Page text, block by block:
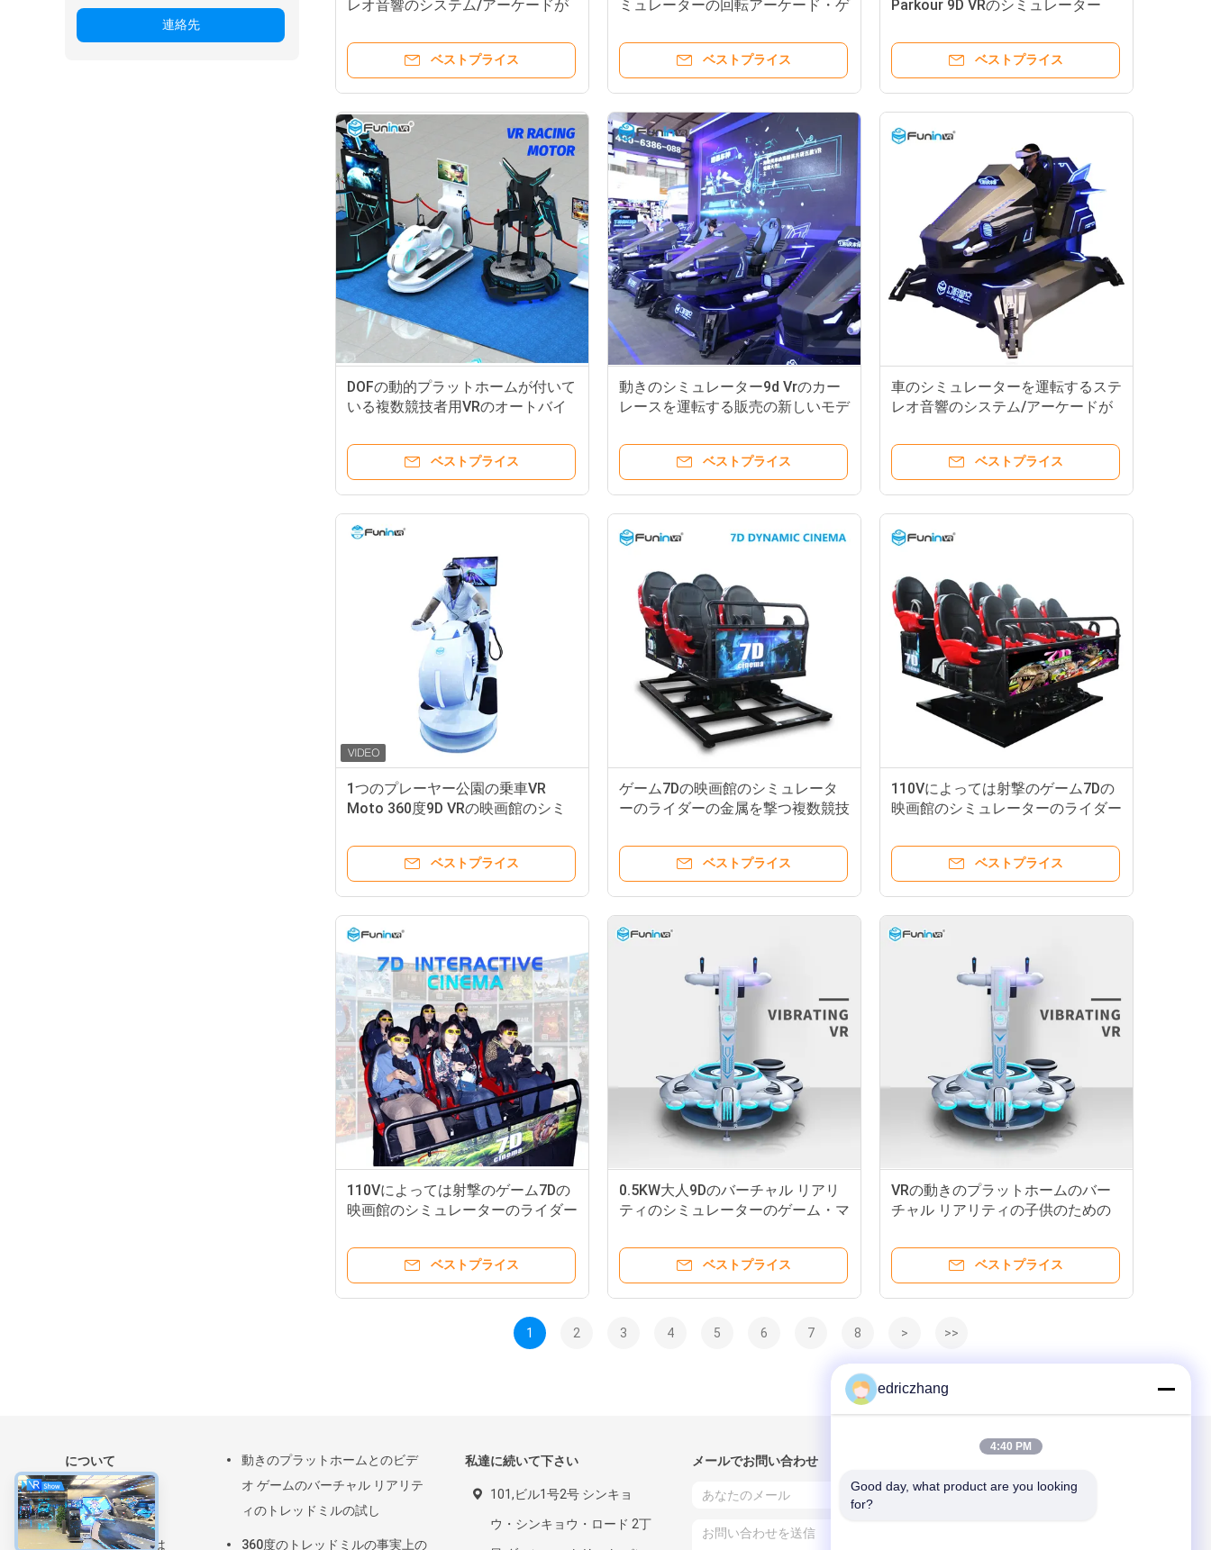
連絡先
レオ音響のシステム/アーケードが
レーター
ベストプライス
ミュレーターの回転アーケード・ゲ
ベストプライス
Parkour 9D VRのシミュレーター
ベストプライス
DOFの動的プラットホームが付いて
いる複数競技者用VRのオートバイ
ベストプライス
動きのシミュレーター9d Vrのカー
レースを運転する販売の新しいモデ
ベストプライス
車のシミュレーターを運転するステ
レオ音響のシステム/アーケードが
のシミュレーター
ベストプライス
1つのプレーヤー公園の乗車VR
Moto 360度9D VRの映画館のシミ
車
ベストプライス
ゲーム7Dの映画館のシミュレータ
ーのライダーの金属を撃つ複数競技
ます
ベストプライス
110Vによっては射撃のゲーム7Dの
映画館のシミュレーターのライダー
います
ベストプライス
110Vによっては射撃のゲーム7Dの
映画館のシミュレーターのライダー
います
ベストプライス
0.5KW大人9Dのバーチャル リアリ
ティのシミュレーターのゲーム・マ
ベストプライス
VRの動きのプラットホームのバー
チャル リアリティの子供のための
機械
ベストプライス
1 2 3 4 5 6 7 8 > >>
について
家
製品
私たちに関しては
動きのプラットホームとのビデ
オ ゲームのバーチャル リアリテ
ィのトレッドミルの試し
360度のトレッドミルの事実上の
私達に続いて下さい
101,ビル1号2号 シンキョ
ウ・シンキョウ・ロード 2丁
メールでお問い合わせ
edriczhang
4:40 PM
Good day, what product are you looking
for?